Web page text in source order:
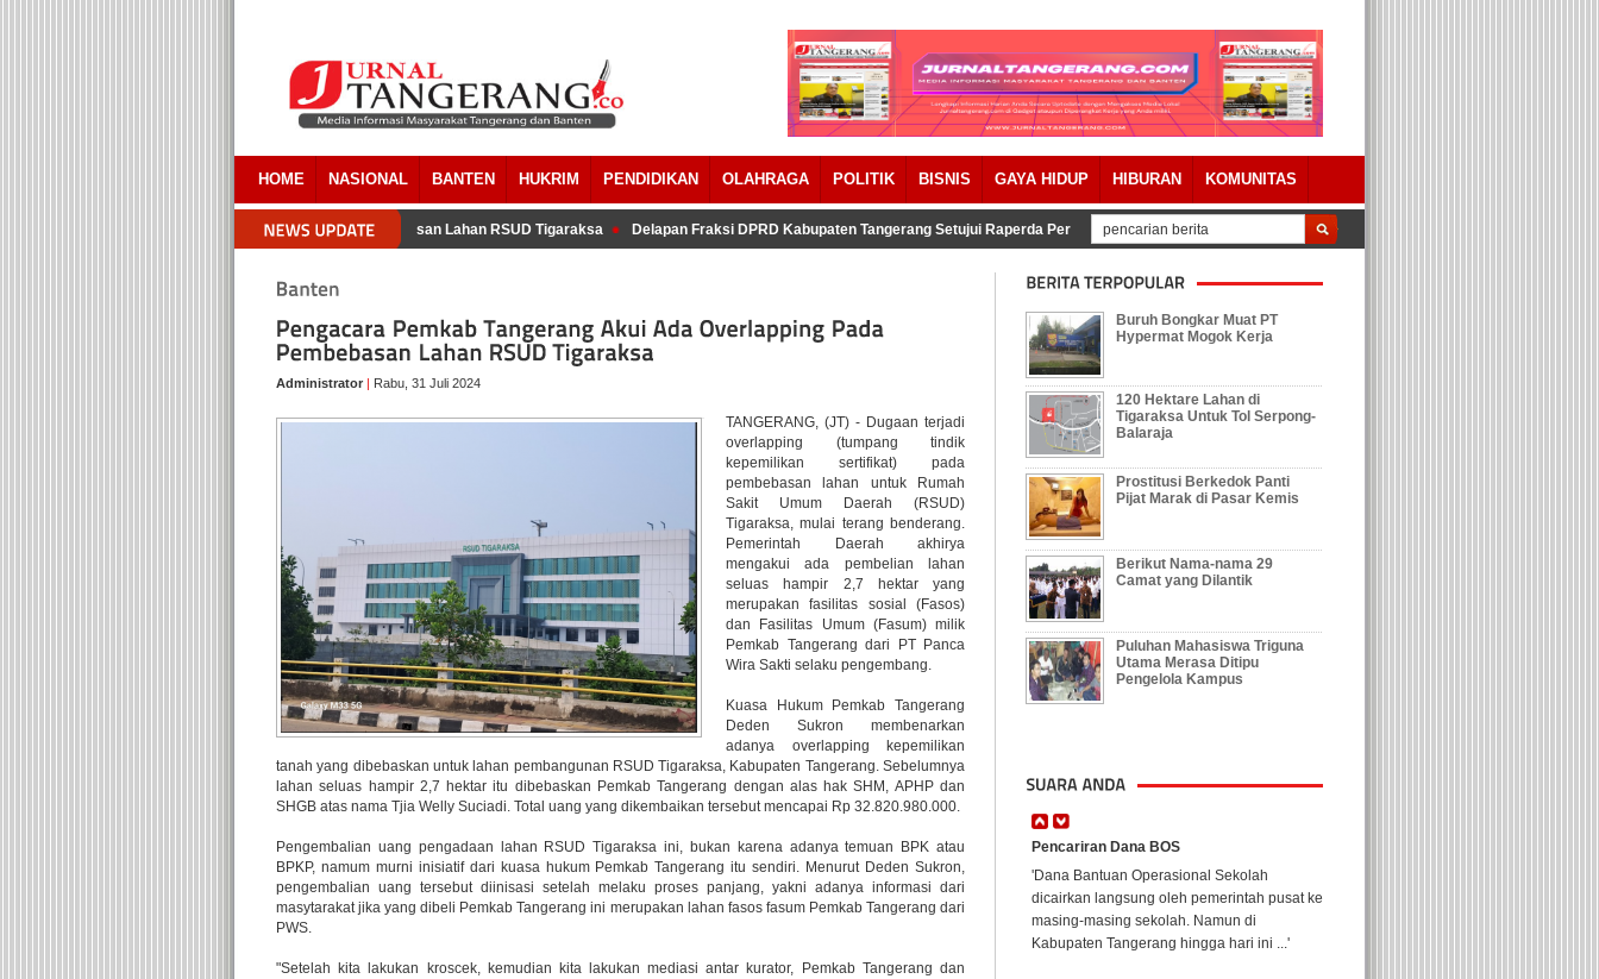
HOME NASIONAL BANTEN HUKRIM PENDIDIKAN OLAHRAGA POLITIK BISNIS GAYA HIDUP HIBURAN KOMUNITAS
Pemkab Tangerang Akui Ada Overlapping Pada Pembebasan Lahan RSUD Tigaraksa Delapan Fraksi DPRD Kabupaten Tangerang Setujui Raperda Pertanggungjawaban APBD 2023 Dengan Catatan
Administrator | Rabu, 31 Juli 2024
TANGERANG, (JT) - Dugaan terjadi
overlapping (tumpang tindik
kepemilikan sertifikat) pada
pembebasan lahan untuk Rumah
Sakit Umum Daerah (RSUD)
Tigaraksa, mulai terang benderang.
Pemerintah Daerah akhirya
mengakui ada pembelian lahan
seluas hampir 2,7 hektar yang
merupakan fasilitas sosial (Fasos)
dan Fasilitas Umum (Fasum) milik
Pemkab Tangerang dari PT Panca
Wira Sakti selaku pengembang.
Kuasa Hukum Pemkab Tangerang
Deden Sukron membenarkan
adanya overlapping kepemilikan
tanah yang dibebaskan untuk lahan pembangunan RSUD Tigaraksa, Kabupaten Tangerang. Sebelumnya
lahan seluas hampir 2,7 hektar itu dibebaskan Pemkab Tangerang dengan alas hak SHM, APHP dan
SHGB atas nama Tjia Welly Suciadi. Total uang yang dikembaikan tersebut mencapai Rp 32.820.980.000.
Pengembalian uang pengadaan lahan RSUD Tigaraksa ini, bukan karena adanya temuan BPK atau
BPKP, namum murni inisiatif dari kuasa hukum Pemkab Tangerang itu sendiri. Menurut Deden Sukron,
pengembalian uang tersebut diinisasi setelah melaku proses panjang, yakni adanya informasi dari
masytarakat jika yang dibeli Pemkab Tangerang ini merupakan lahan fasos fasum Pemkab Tangerang dari
PWS.
"Setelah kita lakukan kroscek, kemudian kita lakukan mediasi antar kurator, Pemkab Tangerang dan
Buruh Bongkar Muat PT
Hypermat Mogok Kerja
120 Hektare Lahan di
Tigaraksa Untuk Tol Serpong-
Balaraja
Prostitusi Berkedok Panti
Pijat Marak di Pasar Kemis
Berikut Nama-nama 29
Camat yang Dilantik
Puluhan Mahasiswa Triguna
Utama Merasa Ditipu
Pengelola Kampus
Pencariran Dana BOS
'Dana Bantuan Operasional Sekolah
dicairkan langsung oleh pemerintah pusat ke
masing-masing sekolah. Namun di
Kabupaten Tangerang hingga hari ini ...'